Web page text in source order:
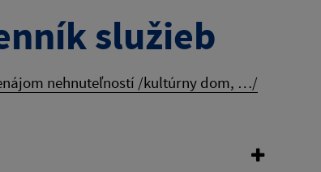
služieb
nehnuteľností /kultúrny dom, …/